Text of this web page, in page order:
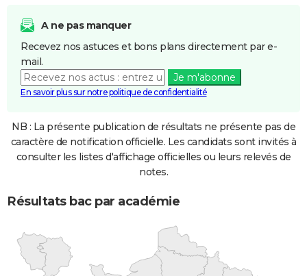
A ne pas manquer
Recevez nos astuces et bons plans directement par e-
mail.
Je m'abonne
En savoir plus sur notre politique de confidentialité
NB : La présente publication de résultats ne présente pas de
caractère de notification officielle. Les candidats sont invités à
consulter les listes d'affichage officielles ou leurs relevés de
notes.
Résultats bac par académie